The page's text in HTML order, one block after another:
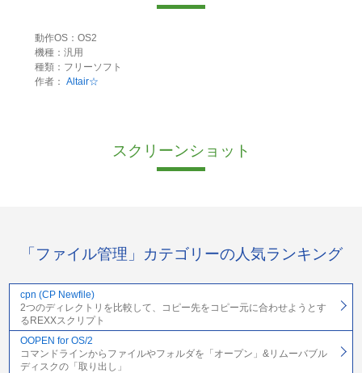
動作OS：OS2
機種：汎用
種類：フリーソフト
作者： Altair☆
スクリーンショット
「ファイル管理」カテゴリーの人気ランキング
cpn (CP Newfile)
2つのディレクトリを比較して、コピー先をコピー元に合わせようとす
るREXXスクリプト
OOPEN for OS/2
コマンドラインからファイルやフォルダを「オープン」&リムーバブル
ディスクの「取り出し」